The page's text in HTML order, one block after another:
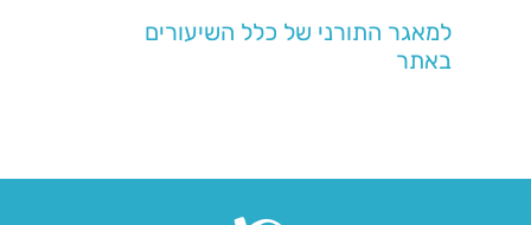
למאגר התורני של כלל השיעורים
באתר